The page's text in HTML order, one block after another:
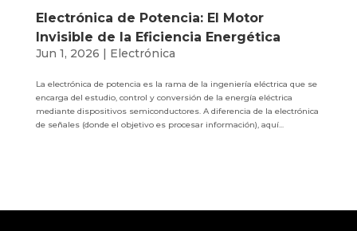
Electrónica de Potencia: El Motor
Invisible de la Eficiencia Energética
Jun 1, 2026 | Electrónica
La electrónica de potencia es la rama de la ingeniería eléctrica que se
encarga del estudio, control y conversión de la energía eléctrica
mediante dispositivos semiconductores. A diferencia de la electrónica
de señales (donde el objetivo es procesar información), aquí...